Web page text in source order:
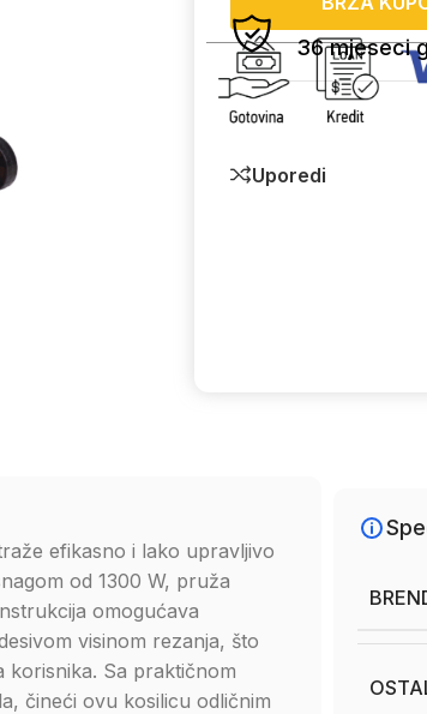
36 mjeseci
Uporedi
efikasno i lako upravljivo
od 1300 W, pruža
omogućava
visinom rezanja, što
korisnika. Sa praktičnom
čineći ovu kosilicu odličnim